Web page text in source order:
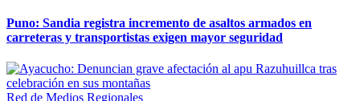
Puno: Sandia registra incremento de asaltos armados en
carreteras y transportistas exigen mayor seguridad
Red de Medios Regionales